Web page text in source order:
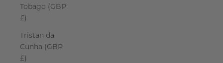
Tobago (GBP
£)
Tristan da
Cunha (GBP
£)